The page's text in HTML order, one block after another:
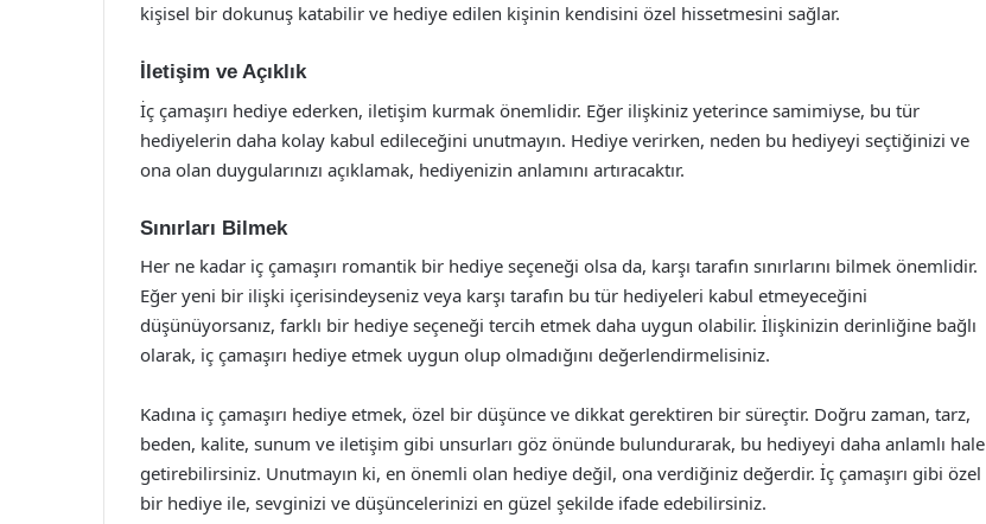
kişisel bir dokunuş katabilir ve hediye edilen kişinin kendisini özel hissetmesini sağlar.
İletişim ve Açıklık
İç çamaşırı hediye ederken, iletişim kurmak önemlidir. Eğer ilişkiniz yeterince samimiyse, bu tür
hediyelerin daha kolay kabul edileceğini unutmayın. Hediye verirken, neden bu hediyeyi seçtiğinizi ve
ona olan duygularınızı açıklamak, hediyenizin anlamını artıracaktır.
Sınırları Bilmek
Her ne kadar iç çamaşırı romantik bir hediye seçeneği olsa da, karşı tarafın sınırlarını bilmek önemlidir.
Eğer yeni bir ilişki içerisindeyseniz veya karşı tarafın bu tür hediyeleri kabul etmeyeceğini
düşünüyorsanız, farklı bir hediye seçeneği tercih etmek daha uygun olabilir. İlişkinizin derinliğine bağlı
olarak, iç çamaşırı hediye etmek uygun olup olmadığını değerlendirmelisiniz.
Kadına iç çamaşırı hediye etmek, özel bir düşünce ve dikkat gerektiren bir süreçtir. Doğru zaman, tarz,
beden, kalite, sunum ve iletişim gibi unsurları göz önünde bulundurarak, bu hediyeyi daha anlamlı hale
getirebilirsiniz. Unutmayın ki, en önemli olan hediye değil, ona verdiğiniz değerdir. İç çamaşırı gibi özel
bir hediye ile, sevginizi ve düşüncelerinizi en güzel şekilde ifade edebilirsiniz.